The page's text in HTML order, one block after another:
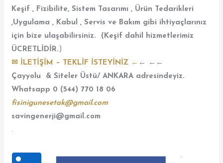
Keşif , Fizibilite, Sistem Tasarımı , Ürün Tedarikleri
,Uygulama , Kabul , Servis ve Bakım gibi ihtiyaçlarınız
için bize ulaşabilirsiniz. (Keşif dahil hizmetlerimiz
ÜCRETLİDİR. )
✉ İLETİŞİM – TEKLİF İSTEYİNİZ ← ← ←←
Çayyolu & Siteler Üstü/ ANKARA adresindeyiz.
Whatsapp 0 (544) 770 18 06
fisinigunesetak@gmail.com
savingenerji@gmail.com
.
.